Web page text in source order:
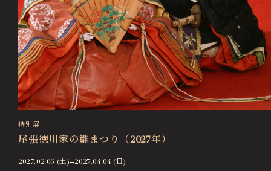
特別展
尾張徳川家の雛まつり（2027年）
2027.02.06 (土) 2027.04.04 (日)